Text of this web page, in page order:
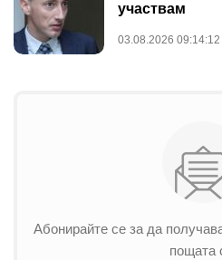
участвам
03.08.2026 09:14:12
Абонирайте се за да
пощата